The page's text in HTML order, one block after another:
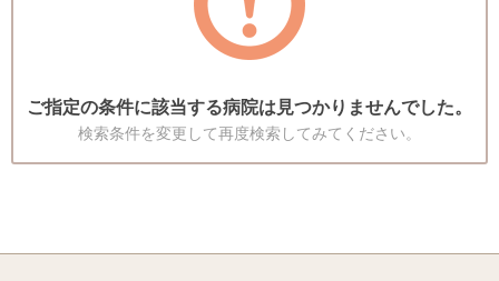
ご指定の条件に該当する病院は見つかりませんでした。
検索条件を変更して再度検索してみてください。